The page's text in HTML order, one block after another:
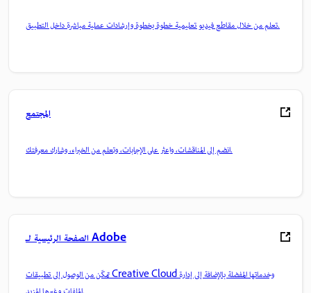
تعلم من خلال مقاطع فيديو تعليمية خطوة بخطوة وإرشادات عملية مباشرة داخل التطبيق.
المجتمع
انضم إلى المناقشات، واعثر على الإجابات، وتعلم من الخبراء، وشارك معرفتك.
الصفحة الرئيسية لـ Adobe
تمكّن من الوصول إلى تطبيقات Creative Cloud وخدماتها المفضلة بالإضافة إلى إدارة